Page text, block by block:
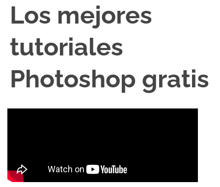
Los mejores
tutoriales
Photoshop gratis